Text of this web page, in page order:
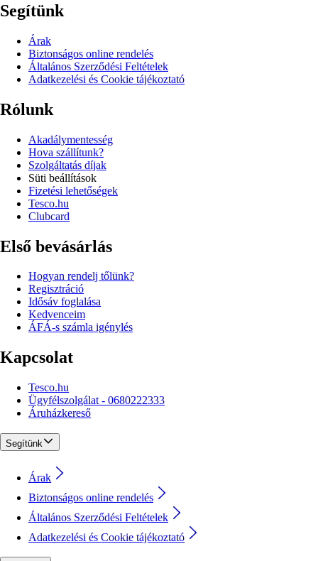
Segítünk
Árak
Biztonságos online rendelés
Általános Szerződési Feltételek
Adatkezelési és Cookie tájékoztató
Rólunk
Akadálymentesség
Hova szállítunk?
Szolgáltatás díjak
Süti beállítások
Fizetési lehetőségek
Tesco.hu
Clubcard
Első bevásárlás
Hogyan rendelj tőlünk?
Regisztráció
Idősáv foglalása
Kedvenceim
ÁFÁ-s számla igénylés
Kapcsolat
Tesco.hu
Ügyfélszolgálat - 0680222333
Áruházkereső
Segítünk
Árak
Biztonságos online rendelés
Általános Szerződési Feltételek
Adatkezelési és Cookie tájékoztató